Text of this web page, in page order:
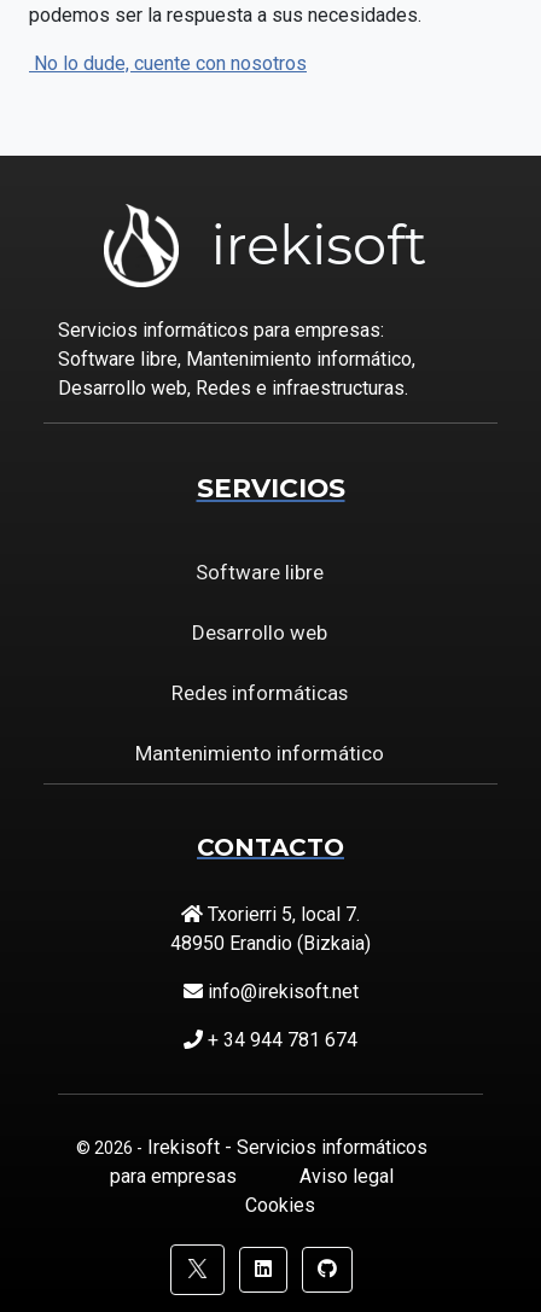
podemos ser la respuesta a sus necesidades.
No lo dude, cuente con nosotros
Servicios informáticos para empresas:
Software libre, Mantenimiento informático,
Desarrollo web, Redes e infraestructuras.
SERVICIOS
Software libre
Desarrollo web
Redes informáticas
Mantenimiento informático
CONTACTO
Txorierri 5, local 7.
48950 Erandio (Bizkaia)
info@irekisoft.net
+ 34 944 781 674
© 2026 -
Irekisoft - Servicios informáticos
para empresas
Aviso legal
Cookies